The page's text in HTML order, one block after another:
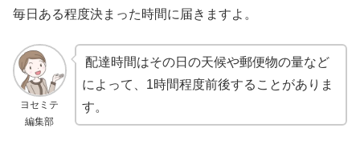
毎日ある程度決まった時間に届きますよ。
ヨセミテ
編集部
配達時間はその日の天候や郵便物の量など
によって、1時間程度前後することがありま
す。